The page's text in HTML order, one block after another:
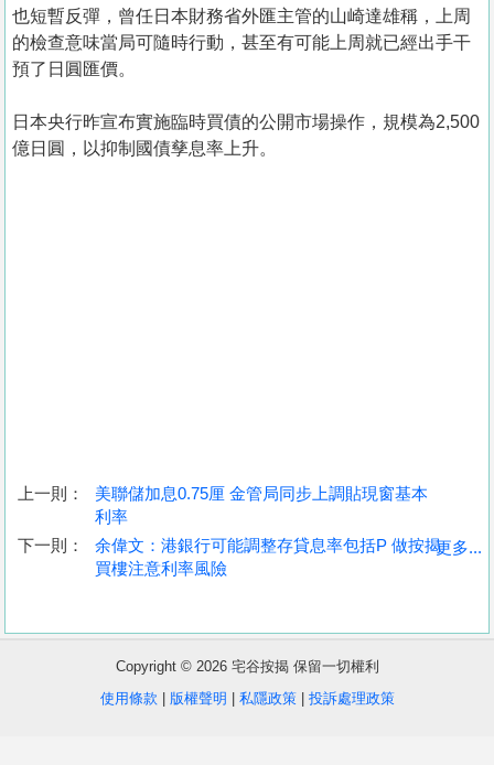
收
盤
也短暫反彈，曾任日本財務省外匯主管的山崎達雄稱，上周
的檢查意味當局可隨時行動，甚至有可能上周就已經出手干
預了日圓匯價。
日本央行昨宣布實施臨時買債的公開市場操作，規模為2,500
億日圓，以抑制國債孳息率上升。
上一則：
美聯儲加息0.75厘 金管局同步上調貼現窗基本
利率
下一則：
余偉文：港銀行可能調整存貸息率包括P 做按揭
買樓注意利率風險
更多...
Copyright © 2026 宅谷按揭 保留一切權利
使用條款
版權聲明 私隱政策| 投訴處理政策